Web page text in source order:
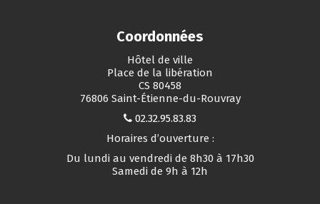
Coordonnées
Hôtel de ville
Place de la libération
CS 80458
76806 Saint-Étienne-du-Rouvray
02.32.95.83.83
Horaires d’ouverture :
Du lundi au vendredi de 8h30 à 17h30
Samedi de 9h à 12h